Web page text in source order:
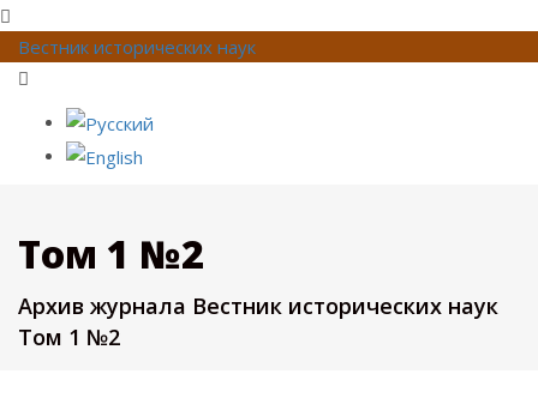
Вестник исторических наук
Том 1 №2
Архив журнала Вестник исторических наук
Том 1 №2